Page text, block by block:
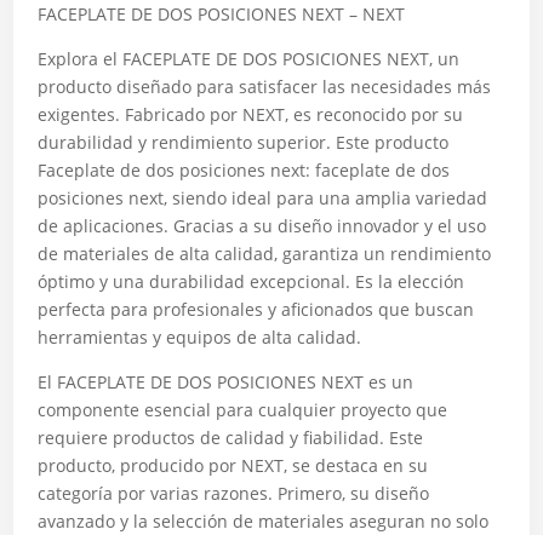
FACEPLATE DE DOS POSICIONES NEXT – NEXT
Explora el FACEPLATE DE DOS POSICIONES NEXT, un
producto diseñado para satisfacer las necesidades más
exigentes. Fabricado por NEXT, es reconocido por su
durabilidad y rendimiento superior. Este producto
Faceplate de dos posiciones next: faceplate de dos
posiciones next, siendo ideal para una amplia variedad
de aplicaciones. Gracias a su diseño innovador y el uso
de materiales de alta calidad, garantiza un rendimiento
óptimo y una durabilidad excepcional. Es la elección
perfecta para profesionales y aficionados que buscan
herramientas y equipos de alta calidad.
El FACEPLATE DE DOS POSICIONES NEXT es un
componente esencial para cualquier proyecto que
requiere productos de calidad y fiabilidad. Este
producto, producido por NEXT, se destaca en su
categoría por varias razones. Primero, su diseño
avanzado y la selección de materiales aseguran no solo